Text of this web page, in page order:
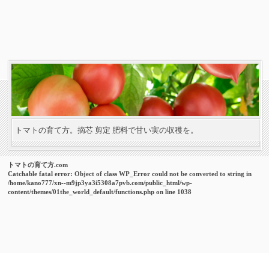
トマトの育て方。摘芯 剪定 肥料で甘い実の収穫を。
トマトの育て方.com
Catchable fatal error: Object of class WP_Error could not be converted to string in
/home/kano777/xn--m9jp3ya3i5308a7pvb.com/public_html/wp-
content/themes/01the_world_default/functions.php on line 1038